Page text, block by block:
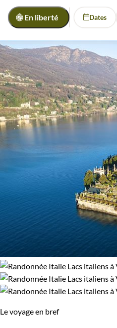
VoyagesLombardie
En liberté Dates
Confort
Standard Supérieur
Le voyage en bref